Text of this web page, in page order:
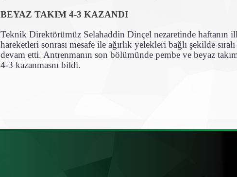
BEYAZ TAKIM 4-3 KAZANDI
Teknik Direktörümüz Selahaddin Dinçel nezaretinde haftanın
hareketleri sonrası mesafe ile ağırlık yelekleri bağlı şekilde
devam etti. Antrenmanın son bölümünde pembe ve beyaz
4-3 kazanmasnı bildi.